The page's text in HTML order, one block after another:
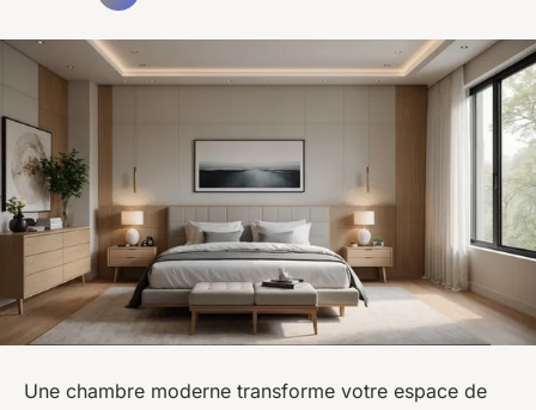
Une chambre moderne transforme votre espace de